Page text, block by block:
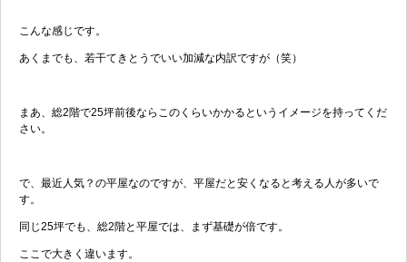
こんな感じです。
あくまでも、若干てきとうでいい加減な内訳ですが（笑）
まあ、総2階で25坪前後ならこのくらいかかるというイメージを持ってくだ
さい。
で、最近人気？の平屋なのですが、平屋だと安くなると考える人が多いで
す。
同じ25坪でも、総2階と平屋では、まず基礎が倍です。
ここで大きく違います。